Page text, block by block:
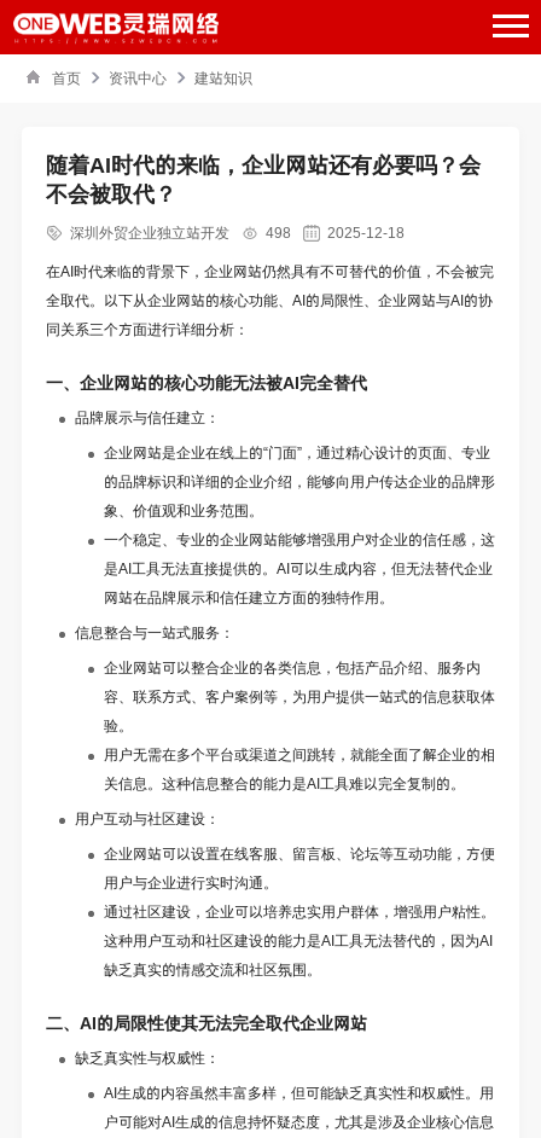
首页 资讯中心 建站知识
随着AI时代的来临，企业网站还有必要吗？会
不会被取代？
深圳外贸企业独立站开发 498
2025-12-18
在AI时代来临的背景下，企业网站仍然具有不可替代的价值，不会被完
全取代。以下从企业网站的核心功能、AI的局限性、企业网站与AI的协
同关系三个方面进行详细分析：
一、企业网站的核心功能无法被AI完全替代
品牌展示与信任建立：
企业网站是企业在线上的“门面”，通过精心设计的页面、专业
的品牌标识和详细的企业介绍，能够向用户传达企业的品牌形
象、价值观和业务范围。
一个稳定、专业的企业网站能够增强用户对企业的信任感，这
是AI工具无法直接提供的。AI可以生成内容，但无法替代企业
网站在品牌展示和信任建立方面的独特作用。
信息整合与一站式服务：
企业网站可以整合企业的各类信息，包括产品介绍、服务内
容、联系方式、客户案例等，为用户提供一站式的信息获取体
验。
用户无需在多个平台或渠道之间跳转，就能全面了解企业的相
关信息。这种信息整合的能力是AI工具难以完全复制的。
用户互动与社区建设：
企业网站可以设置在线客服、留言板、论坛等互动功能，方便
用户与企业进行实时沟通。
通过社区建设，企业可以培养忠实用户群体，增强用户粘性。
这种用户互动和社区建设的能力是AI工具无法替代的，因为AI
缺乏真实的情感交流和社区氛围。
二、AI的局限性使其无法完全取代企业网站
缺乏真实性与权威性：
AI生成的内容虽然丰富多样，但可能缺乏真实性和权威性。用
户可能对AI生成的信息持怀疑态度，尤其是涉及企业核心信息